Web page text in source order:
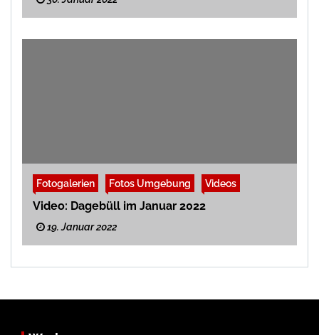
Fotogalerien Fotos Umgebung Videos
Video: Dagebüll im Januar 2022
19. Januar 2022